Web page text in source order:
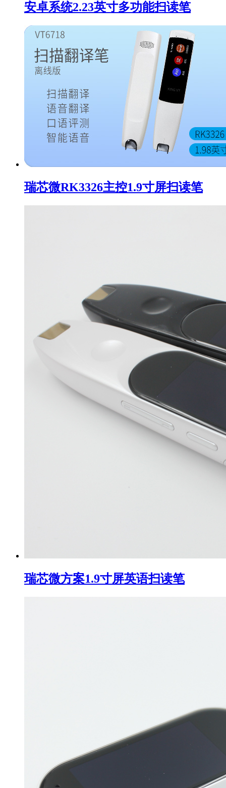
安卓系统2.23英寸多功能扫读笔
瑞芯微RK3326主控1.9寸屏扫读笔
瑞芯微方案1.9寸屏英语扫读笔